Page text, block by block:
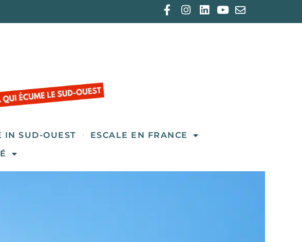
IN SUD-OUEST
ESCALE EN FRANCE